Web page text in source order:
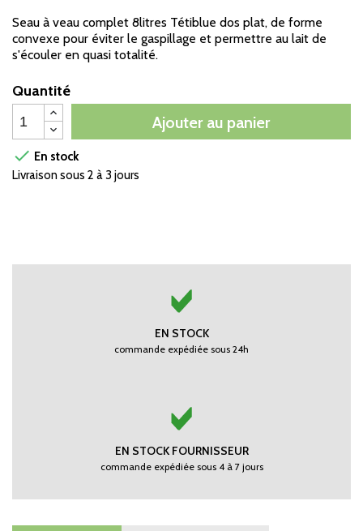
Seau à veau complet 8litres Tétiblue dos plat, de forme
convexe pour éviter le gaspillage et permettre au lait de
s'écouler en quasi totalité.
Quantité
Ajouter au panier
 En stock
Livraison sous 2 à 3 jours
EN STOCK
commande expédiée sous 24h
EN STOCK FOURNISSEUR
commande expédiée sous 4 à 7 jours